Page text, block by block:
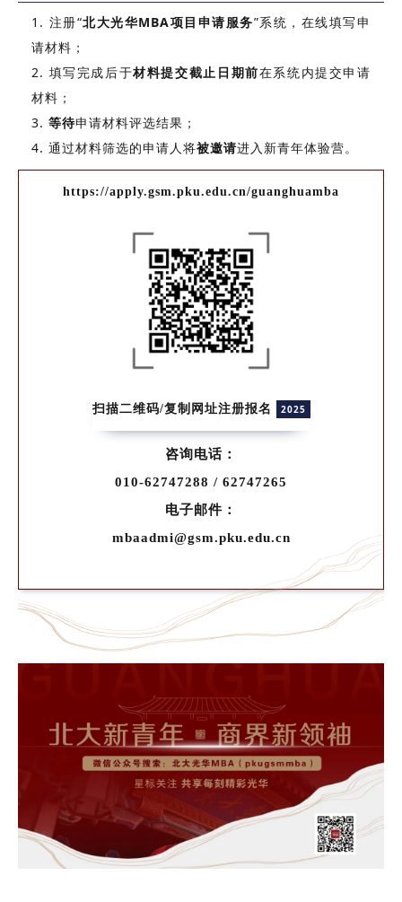
1. 注册“北大光华MBA项目申请服务”系统，在线填写申
请材料；
2. 填写完成后于材料提交截止日期前在系统内提交申请
材料；
3. 等待申请材料评选结果；
4. 通过材料筛选的申请人将被邀请进入新青年体验营。
https://apply.gsm.pku.edu.cn/guanghuamba
扫描二维码/复制网址注册报名 2025
咨询电话：
010-62747288 / 62747265
电子邮件：
mbaadmi@gsm.pku.edu.cn